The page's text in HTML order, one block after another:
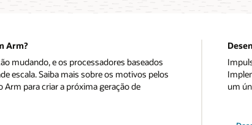
Arm?
mudando, e os processadores baseados
escala. Saiba mais sobre os motivos pelos
para criar a próxima geração de
um